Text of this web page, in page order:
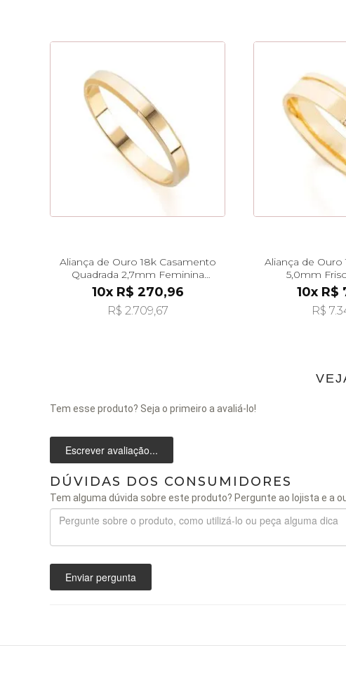
Aliança de Ouro 18k Casamento
Quadrada 2,7mm Feminina
al40035
10x R$ 270,96
R$ 2.709,67
Aliança de Ouro
5,0mm
10x R$
R$
Tem esse produto? Seja o primeiro a avaliá-lo!
Escrever avaliação...
DÚVIDAS DOS CONSUMIDORES
Tem alguma dúvida sobre este produto? Pergunte ao lojista e a
Enviar pergunta